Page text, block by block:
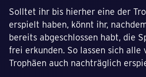
Solltet ihr bis hierher eine der
erspielt haben, könnt ihr,
bereits abgeschlossen habt, die
frei erkunden. So lassen sich alle
Trophäen auch nachträglich